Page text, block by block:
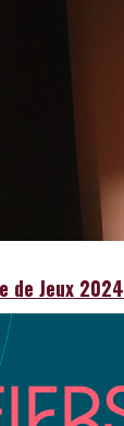
de Jeux 2024